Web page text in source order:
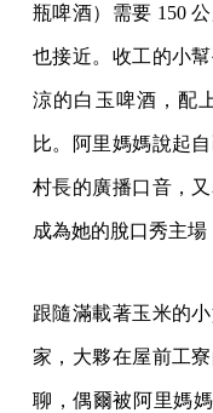
瓶啤酒）需要 150
也接近。收工的小
涼的白玉啤酒，配
比。阿里媽媽說起
村長的廣播口音，
成為她的脫口秀主場
跟隨滿載著玉米的
家，大夥在屋前工
聊，偶爾被阿里媽